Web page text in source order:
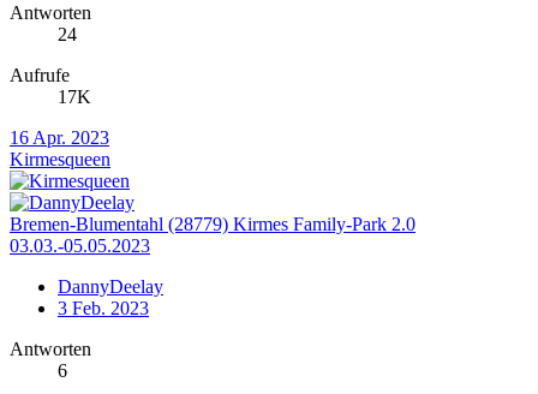
Antworten
24
Aufrufe
17K
16 Apr. 2023
Kirmesqueen
Bremen-Blumentahl (28779) Kirmes Family-Park 2.0
03.03.-05.05.2023
DannyDeelay
3 Feb. 2023
Antworten
6